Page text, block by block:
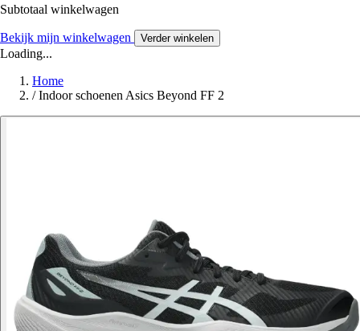
Subtotaal winkelwagen
Bekijk mijn winkelwagen Verder winkelen
Loading...
Home
/ Indoor schoenen Asics Beyond FF 2